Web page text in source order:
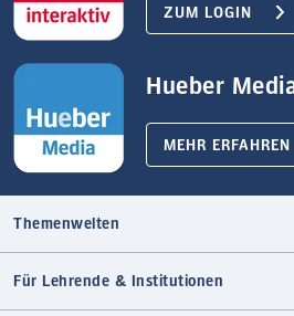
ZUM LOGIN
Hueber
MEHR ERFAHREN
Themenwelten
Für Lehrende & Institutionen